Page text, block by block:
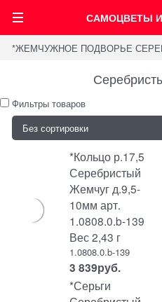
САМОЦВЕТЫ
*ЖЕМЧУЖНОЕ ПОДВОРЬЕ
Фильтры товаров
*Кольцо р.17,5
Серебристый
Жемчуг д.9,5-
10мм арт.
1.0808.0.b-139
Вес 2,43 г
1.0808.0.b-139
3 839руб.
*Серьги